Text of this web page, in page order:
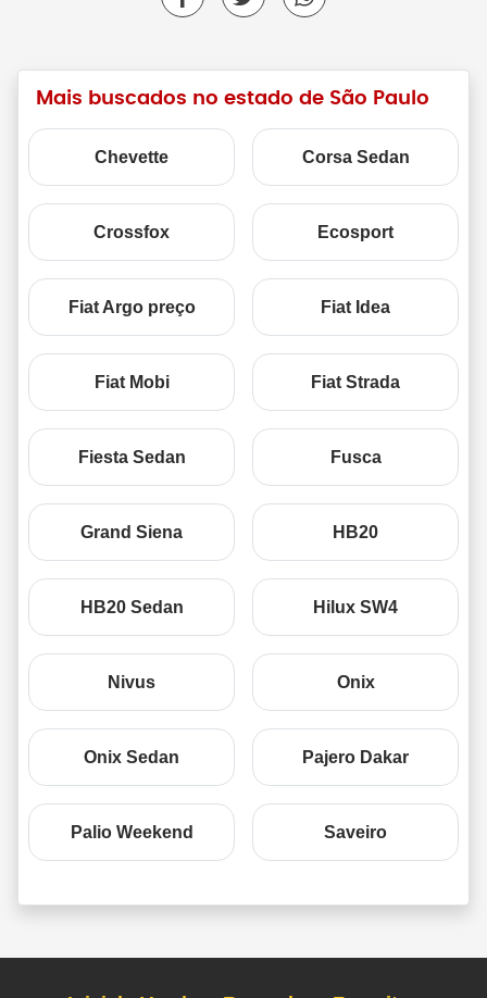
Mais buscados no estado de São Paulo
Chevette Corsa Sedan
Crossfox Ecosport
Fiat Argo preço Fiat Idea
Fiat Mobi Fiat Strada
Fiesta Sedan Fusca
Grand Siena HB20
HB20 Sedan Hilux SW4
Nivus Onix
Onix Sedan Pajero Dakar
Palio Weekend Saveiro